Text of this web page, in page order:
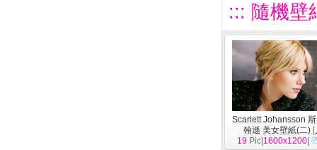
::: 隨機壁
Scarlett Johansson 斯
翰遜 美女壁紙(二) [
19 Pic| 1600x1200